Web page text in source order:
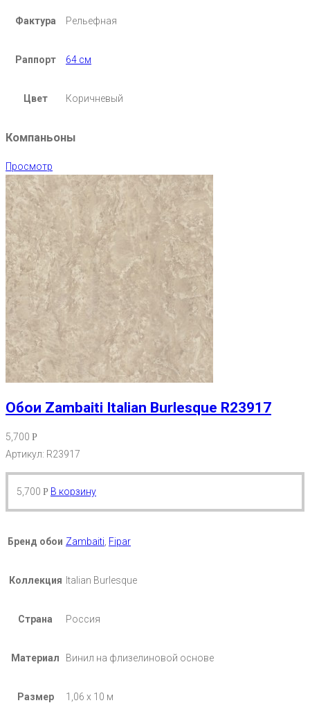
Фактура Рельефная
Раппорт 64 см
Цвет Коричневый
Компаньоны
Просмотр
Обои Zambaiti Italian Burlesque R23917
5,700 Р
Артикул: R23917
5,700 Р В корзину
Бренд обои Zambaiti Fipar
Коллекция Italian Burlesque
Страна Россия
Материал Винил на флизелиновой основе
Размер 1,06 х 10 м